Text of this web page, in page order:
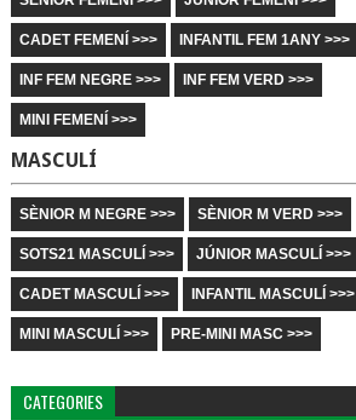
CADET FEMENÍ >>> INFANTIL FEM 1ANY >>>
INF FEM NEGRE >>> INF FEM VERD >>>
MINI FEMENÍ >>>
MASCULÍ
SÈNIOR M NEGRE >>> SÈNIOR M VERD >>>
SOTS21 MASCULÍ >>> JÚNIOR MASCULÍ >>>
CADET MASCULÍ >>> INFANTIL MASCULÍ >>>
MINI MASCULÍ >>> PRE-MINI MASC >>>
CATEGORIES